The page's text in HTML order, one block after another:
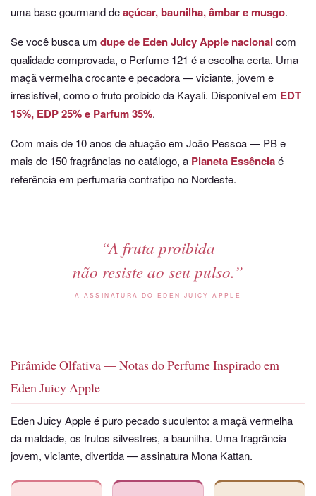
uma base gourmand deaçúcar, baunilha, âmbar e musgo.
Se você busca um dupe de Eden Juicy Apple nacional com
qualidade comprovada, o Perfume 121 é a escolha certa. Uma
maçã vermelha crocante e pecadora — viciante, jovem e
irresistível, como o fruto proibido da Kayali. Disponível em EDT
15%, EDP 25% e Parfum 35%.
Com mais de 10 anos de atuação em João Pessoa — PB e
mais de 150 fragrâncias no catálogo, a Planeta Essênciaé
referência em perfumaria contratipo no Nordeste.
“A fruta proibida
não resiste ao seu pulso.”
A ASSINATURA DO EDEN JUICY APPLE
Pirâmide Olfativa — Notas do Perfume Inspirado em
Eden Juicy Apple
Eden Juicy Apple é puro pecado suculento: a maçã vermelha
da maldade, os frutos silvestres, a baunilha. Uma fragrância
jovem, viciante, divertida — assinatura Mona Kattan.